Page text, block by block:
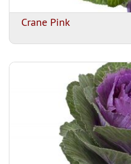
Crane Pink